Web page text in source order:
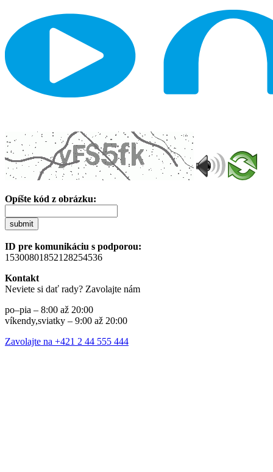
Opíšte kód z obrázku:
submit
ID pre komunikáciu s podporou:
15300801852128254536
Kontakt
Neviete si dať rady? Zavolajte nám
po–pia – 8:00 až 20:00
víkendy,sviatky – 9:00 až 20:00
Zavolajte na +421 2 44 555 444